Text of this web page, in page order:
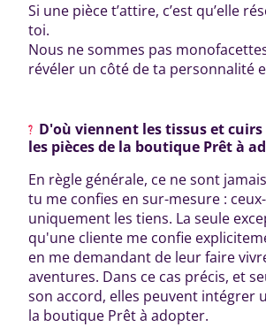
Si une pièce t’attire, c’est qu’elle
toi.
Nous ne sommes pas
révéler un côté de ta personnalité
D'où viennent les tissus et
les pièces de la boutique Prêt à
En règle générale, ce ne sont
tu me confies en sur-mesure :
uniquement les tiens. La seule
qu'une cliente me confie
en me demandant de leur faire
aventures. Dans ce cas précis, et
son accord, elles peuvent intégrer
la boutique Prêt à adopter.